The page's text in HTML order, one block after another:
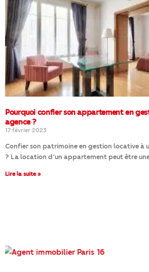
Pourquoi confier son appartement en
agence ?
17 février 2023
Confier son patrimoine en gestion locative à
? La location d’un appartement peut être
Lire la suite »